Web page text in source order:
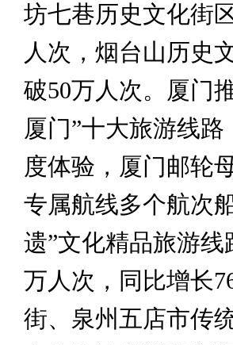
坊七巷历史文化街
人次，烟台山历史
破50万人次。厦门
厦门”十大旅游线
度体验，厦门邮轮
专属航线多个航次
遗”文化精品旅游线
万人次，同比增长
街、泉州五店市传